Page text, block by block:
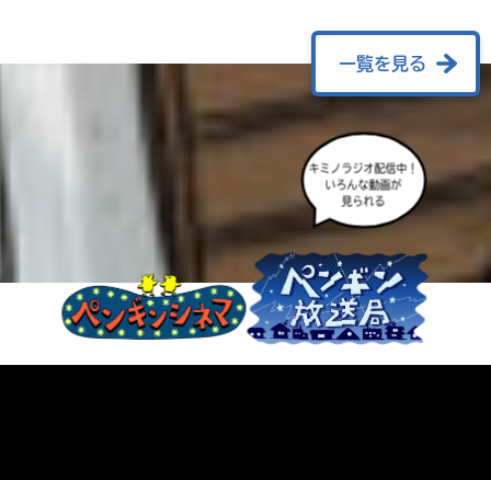
一覧を見る
キミノラジオ配信中！
いろんな動画が
見られる
も
度
み
て
ね
る